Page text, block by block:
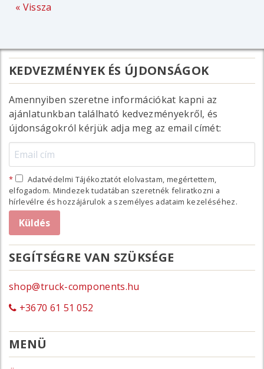
« Vissza
KEDVEZMÉNYEK ÉS ÚJDONSÁGOK
Amennyiben szeretne információkat kapni az
ajánlatunkban található kedvezményekről, és
újdonságokról kérjük adja meg az email címét:
Adatvédelmi Tájékoztatót elolvastam, megértettem,
elfogadom. Mindezek tudatában szeretnék feliratkozni a
hírlevélre és hozzájárulok a személyes adataim kezeléséhez.
SEGÍTSÉGRE VAN SZÜKSÉGE
shop@truck-components.hu
+3670 61 51 052
MENÜ